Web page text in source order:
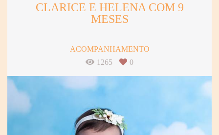
CLARICE E HELENA COM 9
MESES
ACOMPANHAMENTO
1265
0